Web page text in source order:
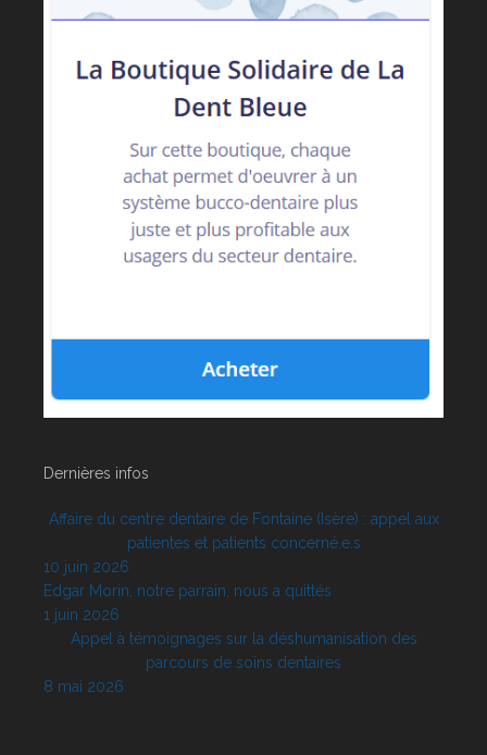
Dernières infos
Affaire du centre dentaire de Fontaine (Isère) : appel aux
patientes et patients concerné.e.s
10 juin 2026
Edgar Morin, notre parrain, nous a quittés
1 juin 2026
Appel à témoignages sur la déshumanisation des
parcours de soins dentaires
8 mai 2026